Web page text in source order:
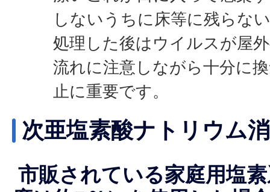
しないうちに床等に残らな
処理した後はウイルスが屋
流れに注意しながら十分に
止に重要です。
次亜塩素酸ナトリウム
市販されている家庭用塩